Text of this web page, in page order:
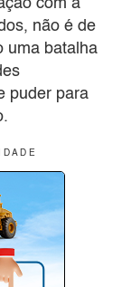
com a
não é de
uma batalha
puder para
A D E